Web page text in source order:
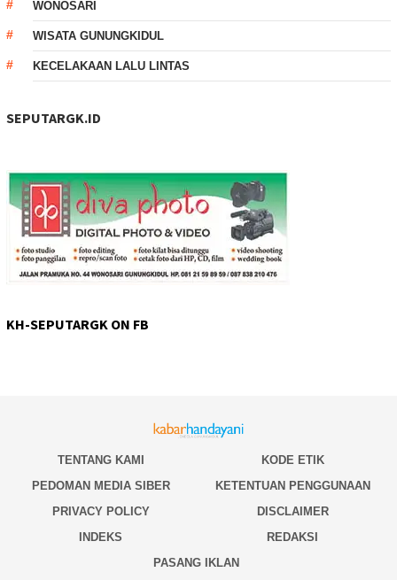
WONOSARI
WISATA GUNUNGKIDUL
KECELAKAAN LALU LINTAS
SEPUTARGK.ID
KH-SEPUTARGK ON FB
TENTANG KAMI
KODE ETIK
PEDOMAN MEDIA SIBER
KETENTUAN PENGGUNAAN
PRIVACY POLICY
DISCLAIMER
INDEKS
REDAKSI
PASANG IKLAN